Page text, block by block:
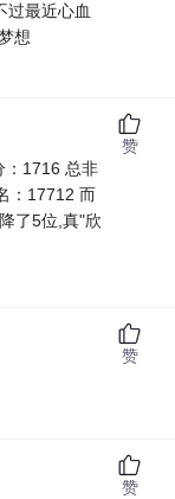
过最近心血
想
：1716 总非
：17712 而
了5位,真"欣
赞
赞
赞